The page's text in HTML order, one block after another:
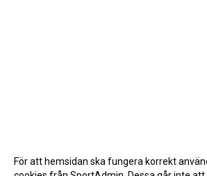
För att hemsidan ska fungera korrekt